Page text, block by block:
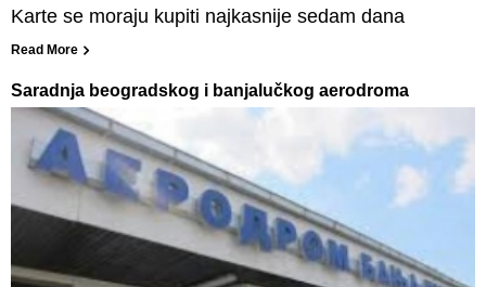
Karte se moraju kupiti najkasnije sedam dana
Read More
Saradnja beogradskog i banjalučkog aerodroma